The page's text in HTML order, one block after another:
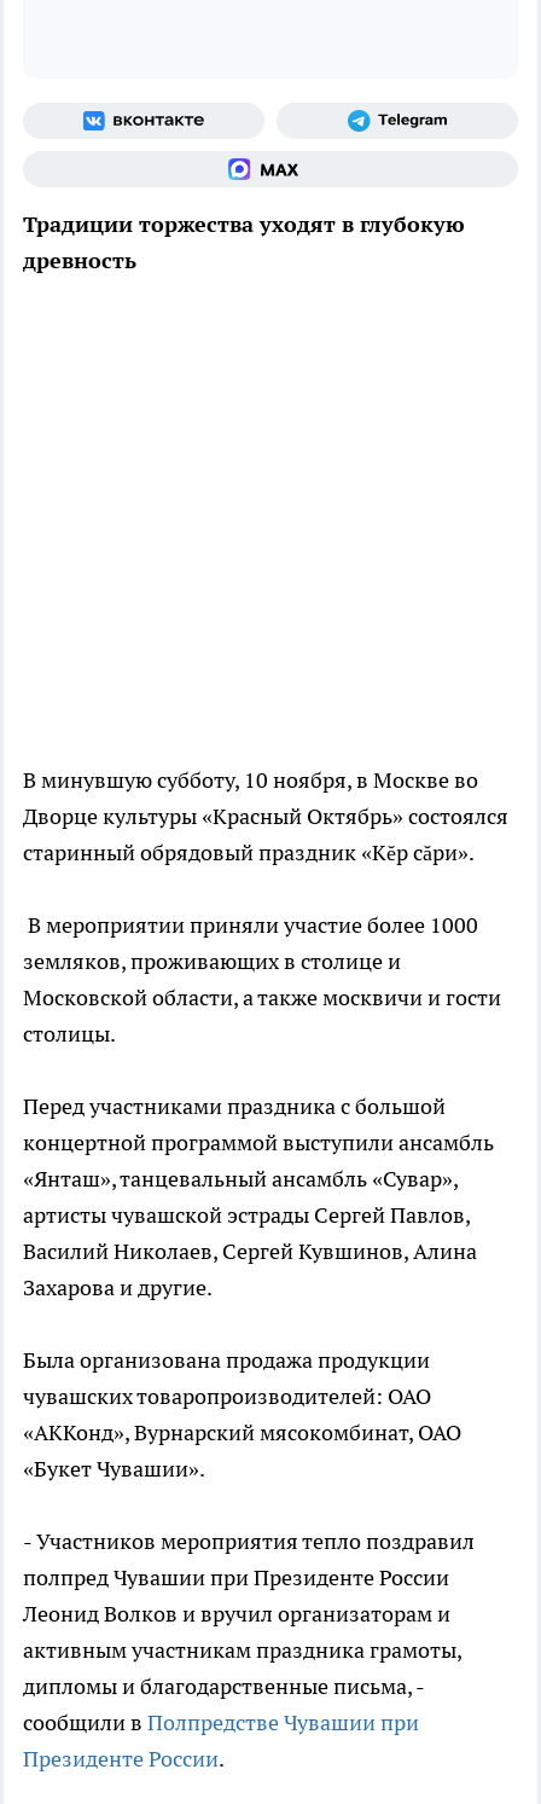
Традиции торжества уходят в глубокую
древность
В минувшую субботу, 10 ноября, в Москве во
Дворце культуры «Красный Октябрь» состоялся
старинный обрядовый праздник «Кĕр сăри».
В мероприятии приняли участие более 1000
земляков, проживающих в столице и
Московской области, а также москвичи и гости
столицы.
Перед участниками праздника с большой
концертной программой выступили ансамбль
«Янташ», танцевальный ансамбль «Сувар»,
артисты чувашской эстрады Сергей Павлов,
Василий Николаев, Сергей Кувшинов, Алина
Захарова и другие.
Была организована продажа продукции
чувашских товаропроизводителей: ОАО
«АККонд», Вурнарский мясокомбинат, ОАО
«Букет Чувашии».
- Участников мероприятия тепло поздравил
полпред Чувашии при Президенте России
Леонид Волков и вручил организаторам и
активным участникам праздника грамоты,
дипломы и благодарственные письма, -
сообщили в Полпредстве Чувашии при
Президенте России.